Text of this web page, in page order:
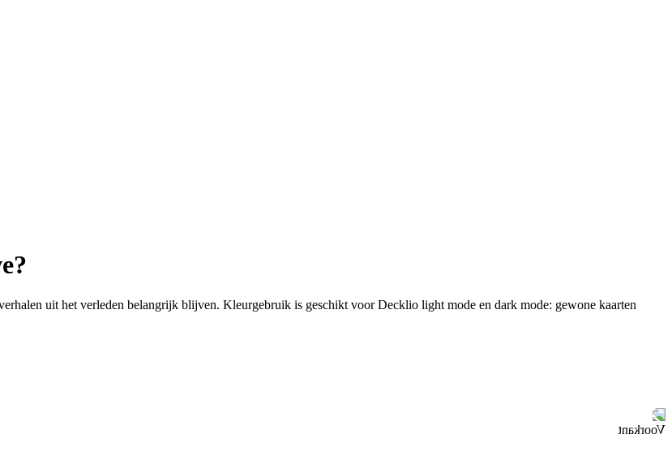
uit het verleden belangrijk blijven. Kleurgebruik is geschikt voor Decklio light mode en dark mode: gewone kaarten
Voorkant